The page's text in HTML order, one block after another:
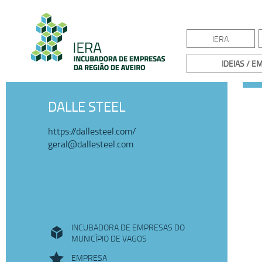
IERA
IDEIAS /
DALLE STEEL
https://dallesteel.com/
geral@dallesteel.com
INCUBADORA DE EMPRESAS DO
MUNICÍPIO DE VAGOS
EMPRESA